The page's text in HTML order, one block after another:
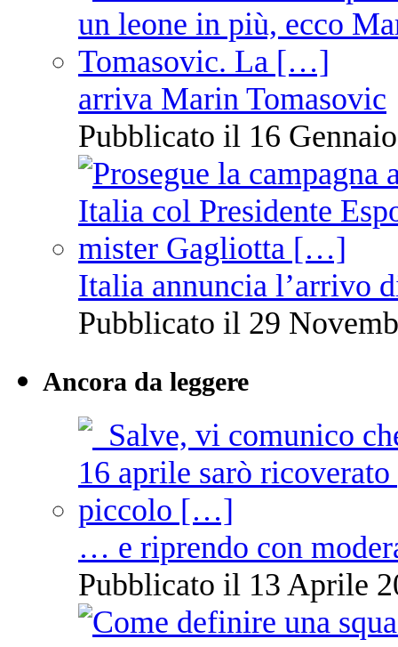
arriva Marin Tomasovic
Pubblicato il 16
Italia annuncia l’arrivo
Pubblicato il 29
Ancora da leggere
… e riprendo con
Pubblicato il 13 Aprile